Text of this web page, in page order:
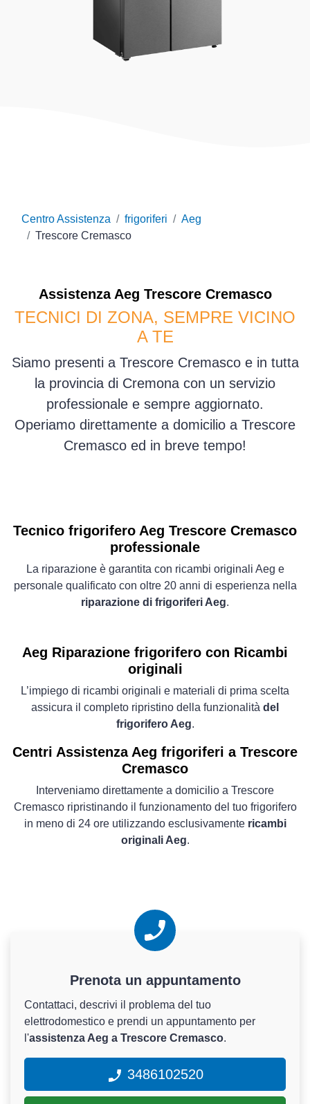
Centro Assistenza frigoriferi
Aeg
Trescore Cremasco
Assistenza Aeg Trescore Cremasco
TECNICI DI ZONA, SEMPRE VICINO
A TE
Siamo presenti a Trescore Cremasco e in tutta
la provincia di Cremona con un servizio
professionale e sempre aggiornato.
Operiamo direttamente a domicilio a Trescore
Cremasco ed in breve tempo!
Tecnico frigorifero Aeg Trescore Cremasco
professionale
La riparazione è garantita con ricambi originali Aeg e
personale qualificato con oltre 20 anni di esperienza nella
riparazione di frigoriferi Aeg.
Aeg Riparazione frigorifero con Ricambi
originali
L’impiego di ricambi originali e materiali di prima scelta
assicura il completo ripristino della funzionalità del
frigorifero Aeg.
Centri Assistenza Aeg frigoriferi a Trescore
Cremasco
Interveniamo direttamente a domicilio a Trescore
Cremasco ripristinando il funzionamento del tuo frigorifero
in meno di 24 ore utilizzando esclusivamente ricambi
originali Aeg.
Prenota un appuntamento
Contattaci, descrivi il problema del tuo
elettrodomestico e prendi un appuntamento per
l'assistenza Aeg a Trescore Cremasco.
3486102520